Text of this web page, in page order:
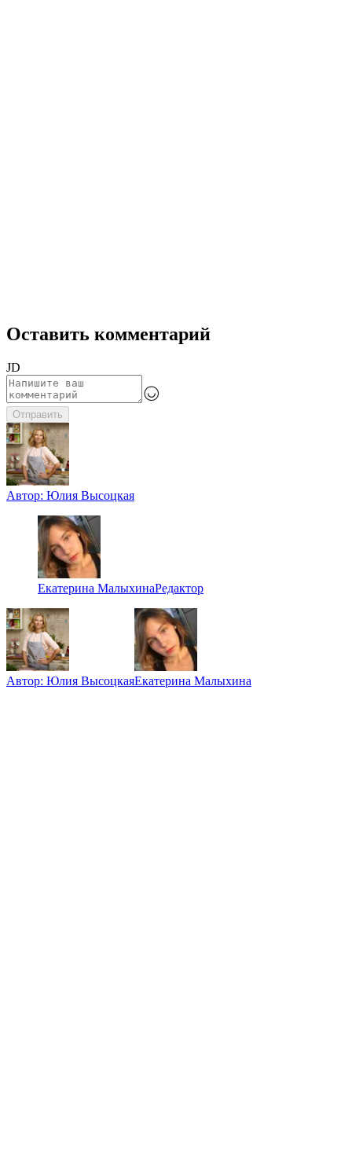
Оставить комментарий
JD
Отправить
Автор: Юлия Высоцкая
Екатерина МалыхинаРедактор
Автор: Юлия ВысоцкаяЕкатерина Малыхина